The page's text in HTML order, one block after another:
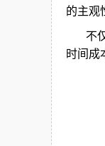
的主观
不
时间成